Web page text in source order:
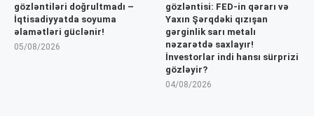
gözləntiləri doğrultmadı –
İqtisadiyyatda soyuma
əlamətləri güclənir!
05/08/2026
gözləntisi: FED-in qərarı və
Yaxın Şərqdəki qızışan
gərginlik sarı metalı
nəzarətdə saxlayır!
İnvestorlar indi hansı sürprizi
gözləyir?
04/08/2026